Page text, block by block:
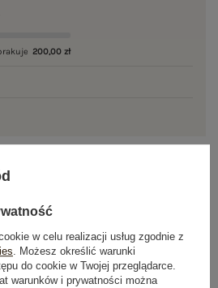
200,00 zł
w celu realizacji usług zgodnie z
. Możesz określić warunki
do cookie w Twojej przeglądarce.
warunków i prywatności można